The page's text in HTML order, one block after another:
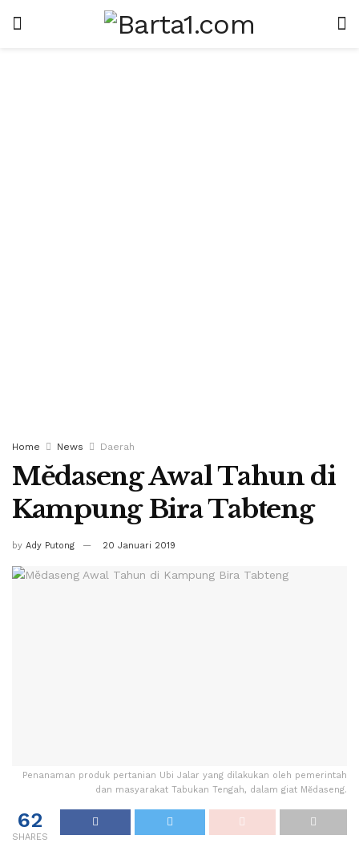
Home News Daerah
Mĕdaseng Awal Tahun di
Kampung Bira Tabteng
by Ady Putong 20 Januari 2019
Penanaman produk pertanian Ubi Jalar yang dilakukan oleh pemerintah
dan masyarakat Tabukan Tengah, dalam giat Mĕdaseng.
62
SHARES